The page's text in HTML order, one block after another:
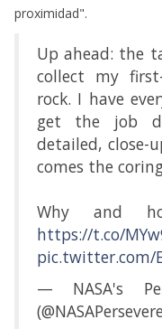
proximidad".
Up ahead: the
collect my
rock. I have
get the job
detailed, close-
comes the
Why and
https://t.co/
pic.twitter.com/
— NASA's